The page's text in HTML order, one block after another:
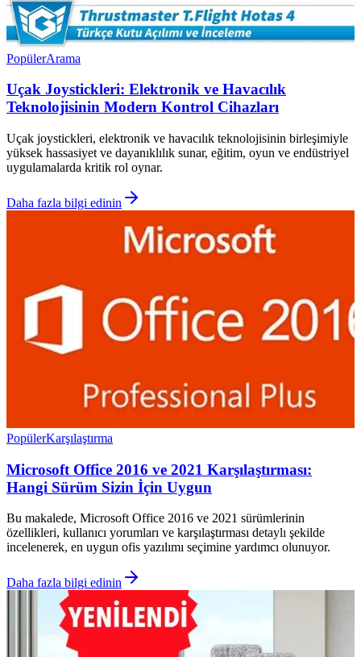
PopülerArama
Uçak Joystickleri: Elektronik ve Havacılık
Teknolojisinin Modern Kontrol Cihazları
Uçak joystickleri, elektronik ve havacılık teknolojisinin birleşimiyle
yüksek hassasiyet ve dayanıklılık sunar, eğitim, oyun ve endüstriyel
uygulamalarda kritik rol oynar.
Daha fazla bilgi edinin
PopülerKarşılaştırma
Microsoft Office 2016 ve 2021 Karşılaştırması:
Hangi Sürüm Sizin İçin Uygun
Bu makalede, Microsoft Office 2016 ve 2021 sürümlerinin
özellikleri, kullanıcı yorumları ve karşılaştırması detaylı şekilde
incelenerek, en uygun ofis yazılımı seçimine yardımcı olunuyor.
Daha fazla bilgi edinin